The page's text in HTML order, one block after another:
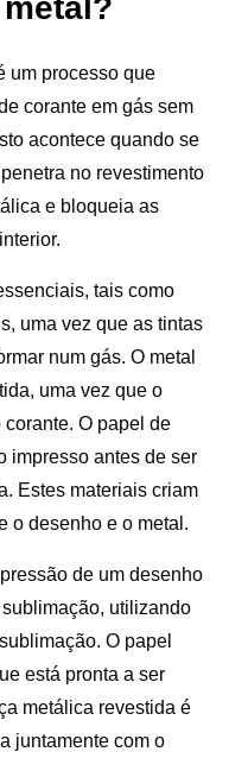
um processo que
corante em gás sem
acontece quando se
no revestimento
e bloqueia as
tais como
uma vez que as tintas
num gás. O metal
uma vez que o
O papel de
impresso antes de ser
Estes materiais criam
o desenho e o metal.
de um desenho
utilizando
O papel
está pronta a ser
metálica revestida é
juntamente com o